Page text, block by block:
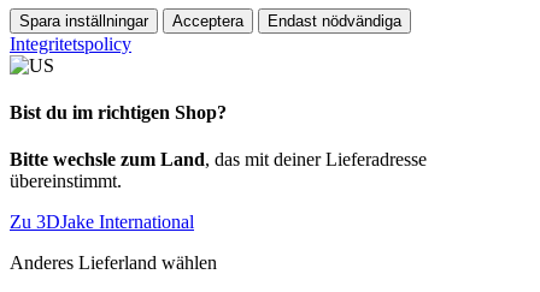
Spara inställningar Acceptera Endast nödvändiga
Integritetspolicy
Bist du im richtigen Shop?
Bitte wechsle zum Land, das mit deiner Lieferadresse
übereinstimmt.
Zu 3DJake International
Anderes Lieferland wählen